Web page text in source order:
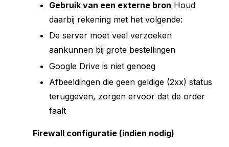
Gebruik van een externe bron Houd
daarbij rekening met het volgende:
De server moet veel verzoeken
aankunnen bij grote bestellingen
Google Drive is niet genoeg
Afbeeldingen die geen geldige (2xx) status
teruggeven, zorgen ervoor dat de order
faalt
Firewall configuratie (indien nodig)